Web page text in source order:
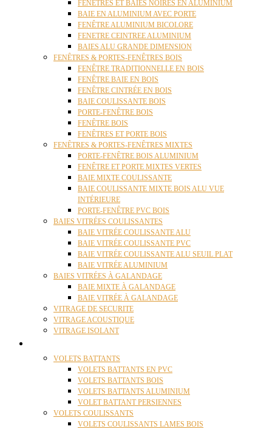
FENÊTRES ET BAIES NOIRES EN ALUMINIUM
BAIE EN ALUMINIUM AVEC PORTE
FENÊTRE ALUMINIUM BICOLORE
FENETRE CEINTREE ALUMINIUM
BAIES ALU GRANDE DIMENSION
FENÊTRES & PORTES-FENÊTRES BOIS
FENÊTRE TRADITIONNELLE EN BOIS
FENÊTRE BAIE EN BOIS
FENÊTRE CINTRÉE EN BOIS
BAIE COULISSANTE BOIS
PORTE-FENÊTRE BOIS
FENÊTRE BOIS
FENÊTRES ET PORTE BOIS
FENÊTRES & PORTES-FENÊTRES MIXTES
PORTE-FENÊTRE BOIS ALUMINIUM
FENÊTRE ET PORTE MIXTES VERTES
BAIE MIXTE COULISSANTE
BAIE COULISSANTE MIXTE BOIS ALU VUE
INTÉRIEURE
PORTE-FENÊTRE PVC BOIS
BAIES VITRÉES COULISSANTES
BAIE VITRÉE COULISSANTE ALU
BAIE VITRÉE COULISSANTE PVC
BAIE VITRÉE COULISSANTE ALU SEUIL PLAT
BAIE VITRÉE ALUMINIUM
BAIES VITRÉES À GALANDAGE
BAIE MIXTE À GALANDAGE
BAIE VITRÉE À GALANDAGE
VITRAGE DE SECURITE
VITRAGE ACOUSTIQUE
VITRAGE ISOLANT
VOLETS BATTANTS
VOLETS BATTANTS EN PVC
VOLETS BATTANTS BOIS
VOLETS BATTANTS ALUMINIUM
VOLET BATTANT PERSIENNES
VOLETS COULISSANTS
VOLETS COULISSANTS LAMES BOIS